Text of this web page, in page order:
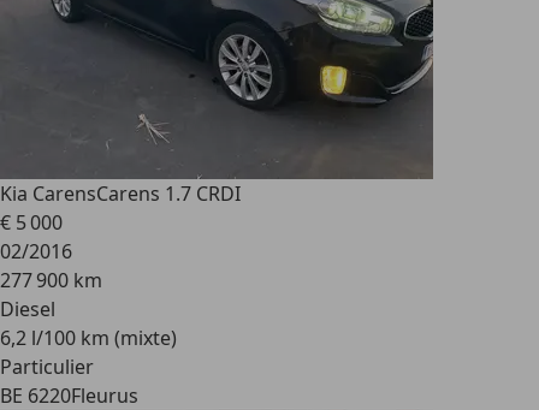
Kia CarensCarens 1.7 CRDI
€ 5 000
02/2016
277 900 km
Diesel
6,2 l/100 km (mixte)
Particulier
BE 6220Fleurus